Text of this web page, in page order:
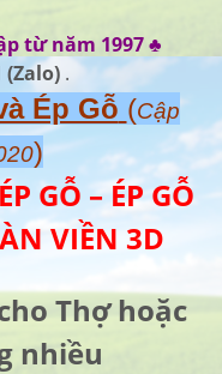
từ năm 1997 ♣
(Zalo) .
Ép Gỗ (Cập
)
GỖ – ÉP GỖ
VIỀN 3D
Thợ hoặc
nhiều